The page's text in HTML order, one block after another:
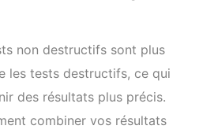
non destructifs sont plus
les tests destructifs, ce qui
des résultats plus précis.
combiner vos résultats